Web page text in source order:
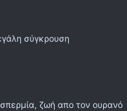
σύγκρουση
ζωή απο τον ουρανό